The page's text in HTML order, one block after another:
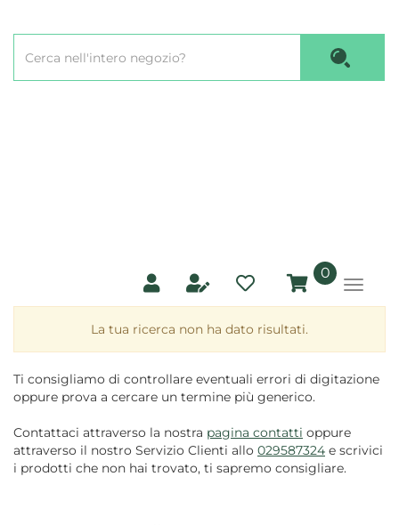
principale
Prodotto
0prodotti
inseriti
La tua ricerca non ha dato risultati.
Ti consigliamo di controllare eventuali errori di digitazione
oppure prova a cercare un termine più generico.
Contattaci attraverso la nostra pagina contatti oppure
attraverso il nostro Servizio Clienti allo 029587324 e scrivici
i prodotti che non hai trovato, ti sapremo consigliare.